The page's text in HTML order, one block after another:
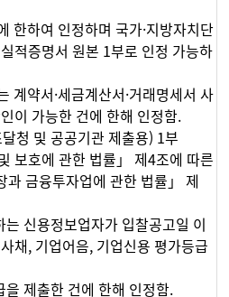
하여 인정하며 국가·지방자치단
적증명서 원본 1부로 인정 가능하
서·세금계산서·거래명세서 사
이 가능한 건에 한해 인정함.
청 및 공공기관 제출용) 1부
호에 관한 법률」 제4조에 따른
금융투자업에 관한 법률」 제
용정보업자가 입찰공고일 이
채, 기업어음, 기업신용 평가등급
출한 건에 한해 인정함.